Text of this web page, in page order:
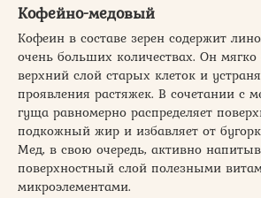
Кофейно-медовый
Кофеин в составе зерен содержит
очень больших количествах. Он
верхний слой старых клеток и
проявления растяжек. В сочетании с
гуща равномерно распределяет
подкожный жир и избавляет от
Мед, в свою очередь, активно
поверхностный слой полезными
микроэлементами.